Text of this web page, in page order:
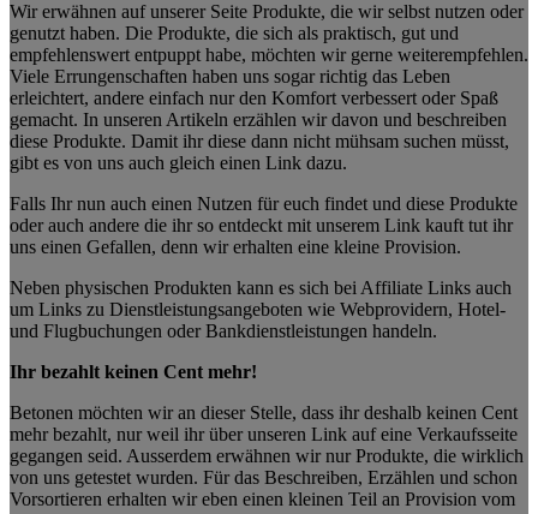
Wir erwähnen auf unserer Seite Produkte, die wir selbst nutzen oder
genutzt haben. Die Produkte, die sich als praktisch, gut und
empfehlenswert entpuppt habe, möchten wir gerne weiterempfehlen.
Viele Errungenschaften haben uns sogar richtig das Leben
erleichtert, andere einfach nur den Komfort verbessert oder Spaß
gemacht. In unseren Artikeln erzählen wir davon und beschreiben
diese Produkte. Damit ihr diese dann nicht mühsam suchen müsst,
gibt es von uns auch gleich einen Link dazu.
Falls Ihr nun auch einen Nutzen für euch findet und diese Produkte
oder auch andere die ihr so entdeckt mit unserem Link kauft tut ihr
uns einen Gefallen, denn wir erhalten eine kleine Provision.
Neben physischen Produkten kann es sich bei Affiliate Links auch
um Links zu Dienstleistungsangeboten wie Webprovidern, Hotel-
und Flugbuchungen oder Bankdienstleistungen handeln.
Ihr bezahlt keinen Cent mehr!
Betonen möchten wir an dieser Stelle, dass ihr deshalb keinen Cent
mehr bezahlt, nur weil ihr über unseren Link auf eine Verkaufsseite
gegangen seid. Ausserdem erwähnen wir nur Produkte, die wirklich
von uns getestet wurden. Für das Beschreiben, Erzählen und schon
Vorsortieren erhalten wir eben einen kleinen Teil an Provision vom